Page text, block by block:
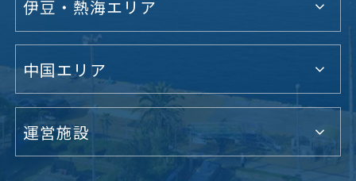
伊豆・熱海エリア
中国エリア
運営施設